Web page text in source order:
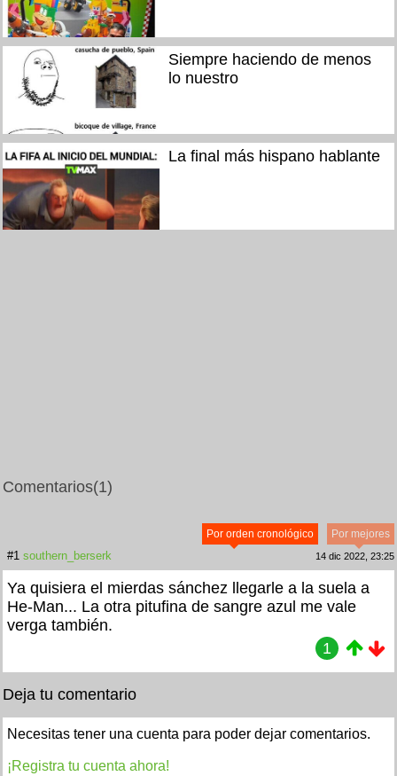
Siempre haciendo de menos
lo nuestro
La final más hispano hablante
Comentarios(1)
Por mejores
Por orden cronológico
#1 southern_berserk 14 dic 2022, 23:25
Ya quisiera el mierdas sánchez llegarle a la suela a
He-Man... La otra pitufina de sangre azul me vale
verga también.
1
Deja tu comentario
Necesitas tener una cuenta para poder dejar comentarios.
¡Registra tu cuenta ahora!